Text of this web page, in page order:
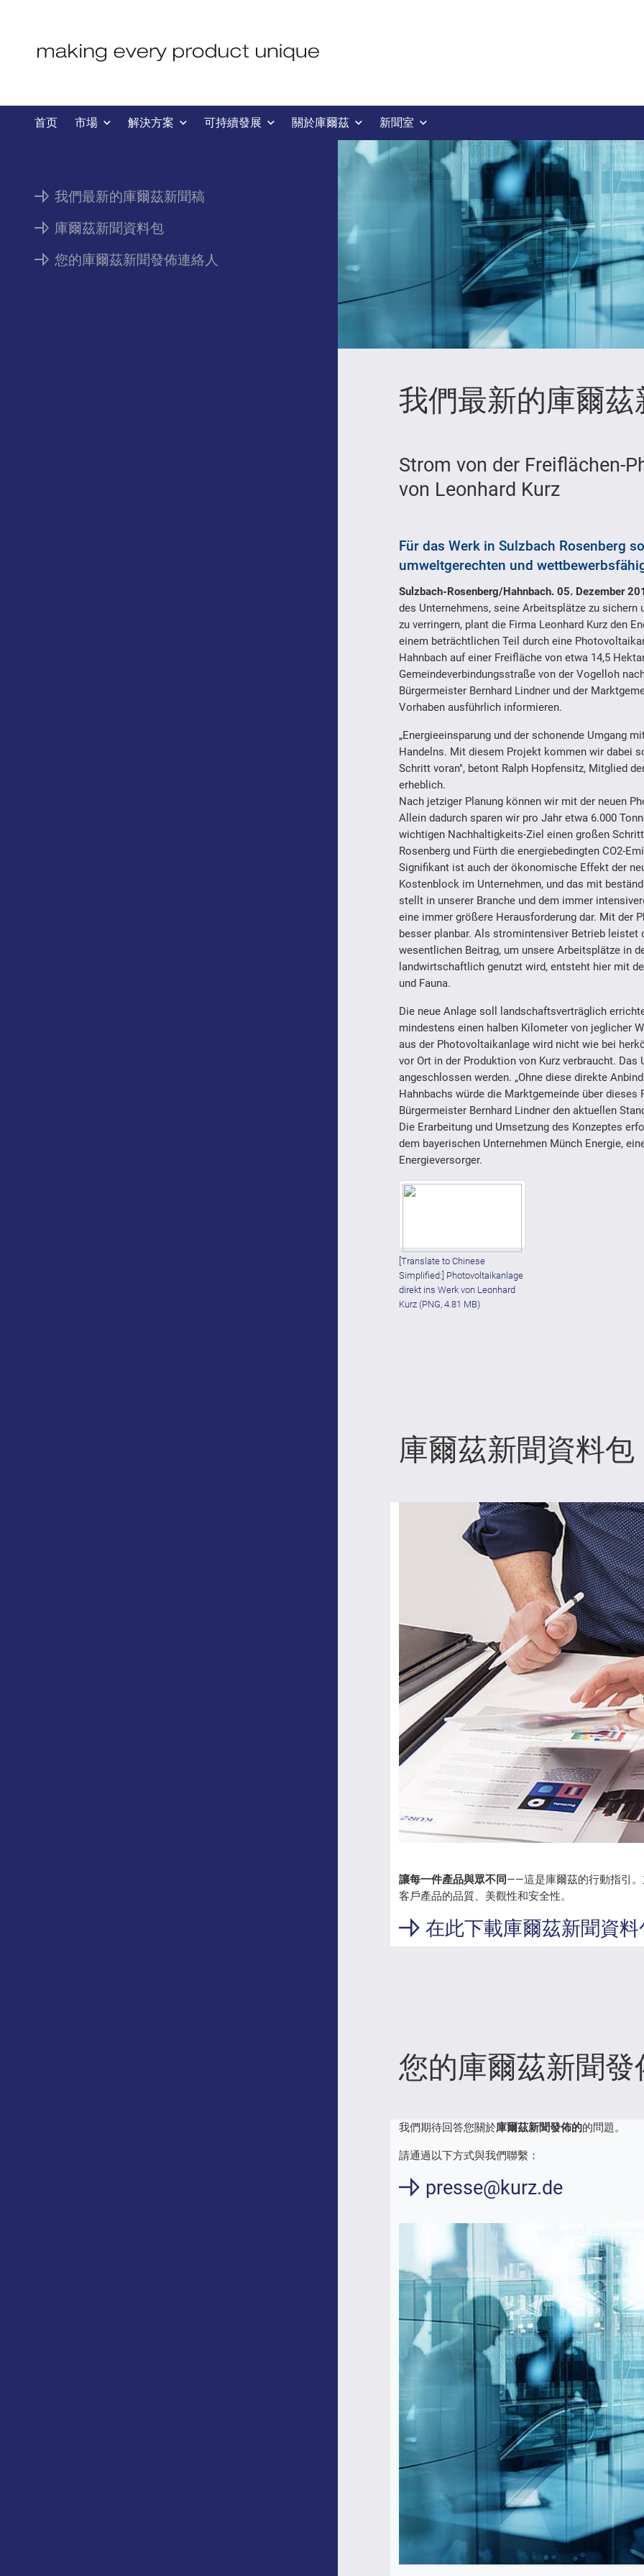
首页 市場 解決方案 可持續發展 關於庫爾茲 新聞室
我們最新的庫爾茲新聞稿
庫爾茲新聞資料包
您的庫爾茲新聞發佈連絡人
我們最新的庫爾茲
Strom von der Freiflächen-
von Leonhard Kurz
Für das Werk in Sulzbach Rosenberg
umweltgerechten und
Sulzbach-Rosenberg/Hahnbach. 05. Dezember
des Unternehmens, seine Arbeitsplätze zu
zu verringern, plant die Firma Leonhard Kurz den
einem beträchtlichen Teil durch eine
Hahnbach auf einer Freifläche von etwa 14,5
Gemeindeverbindungsstraße von der Vogelloh
Bürgermeister Bernhard Lindner und der
Vorhaben ausführlich informieren.
„Energieeinsparung und der schonende Umgang
Handelns. Mit diesem Projekt kommen wir dabei
Schritt voran", betont Ralph Hopfensitz, Mitglied
erheblich.
Nach jetziger Planung können wir mit der neuen
Allein dadurch sparen wir pro Jahr etwa 6.000
wichtigen Nachhaltigkeits-Ziel einen großen
Rosenberg und Fürth die energiebedingten CO2-
Signifikant ist auch der ökonomische Effekt der
Kostenblock im Unternehmen, und das mit
stellt in unserer Branche und dem immer
eine immer größere Herausforderung dar. Mit der
besser planbar. Als stromintensiver Betrieb
wesentlichen Beitrag, um unsere Arbeitsplätze in
landwirtschaftlich genutzt wird, entsteht hier mit
und Fauna.
Die neue Anlage soll landschaftsverträglich
mindestens einen halben Kilometer von jeglicher
aus der Photovoltaikanlage wird nicht wie bei
vor Ort in der Produktion von Kurz verbraucht.
angeschlossen werden. „Ohne diese direkte
Hahnbachs würde die Marktgemeinde über
Bürgermeister Bernhard Lindner den aktuellen
Die Erarbeitung und Umsetzung des Konzeptes
dem bayerischen Unternehmen Münch Energie,
Energieversorger.
[Translate to Chinese
Simplified:] Photovoltaikanlage
direkt ins Werk von Leonhard
Kurz (PNG, 4.81 MB)
庫爾茲新聞資料包
讓每一件產品與眾不同 ——這是庫爾茲的行動指引
客戶產品的品質、美觀性和安全性。
在此下載庫爾茲新聞資料
您的庫爾茲新聞
我們期待回答您關於庫爾茲新聞發佈的的問題。
請通過以下方式與我們聯繫：
presse@kurz.de